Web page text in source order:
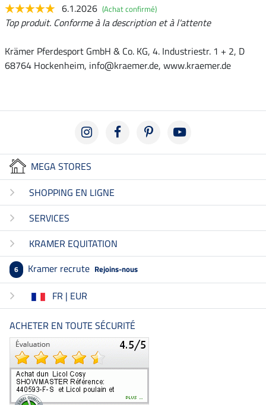
6.1.2026 (Achat confirmé)
Top produit. Conforme à la description et à l'attente
Krämer Pferdesport GmbH & Co. KG, 4. Industriestr. 1 + 2, D
68764 Hockenheim, info@kraemer.de, www.kraemer.de
MEGA STORES
SHOPPING EN LIGNE
SERVICES
KRAMER EQUITATION
6 Kramer recrute Rejoins-nous
FR | EUR
ACHETER EN TOUTE SÉCURITÉ